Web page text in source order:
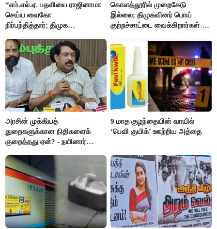
“எம்.எல்.ஏ. பதவியை ராஜினாமா
செய்ய வைகோ
நிர்பந்தித்தார்; திமுக
தொடர்கிறோம்”- மதிமுக
எம்.எல்.ஏக்கள் பரபரப்பு பேட்டி
கொளத்தூரில் முறைகேடு
இல்லை; திமுகவினர் பொய்
குற்றச்சாட்டை வைக்கிறார்கள்-
அரசின் முக்கியத்
துறைகளுக்கான நிதிகளைக்
குறைத்தது ஏன்? - நயினார்
9 மாத குழந்தையின் வாயில்
‘பெவி குயிக்’ ஊற்றிய அத்தை